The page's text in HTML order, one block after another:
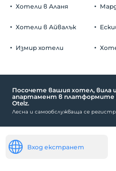
Хотели в Аланя
Хотели в Айвалък
Измир хотели
Посочете вашия хотел, вила
апартамент в платформите
Otelz.
Лесна и самообслужваща се
Вход екстранет